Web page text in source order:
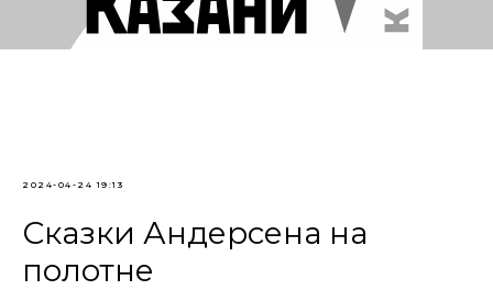
2024-04-24 19:13
Сказки Андерсена на
полотне